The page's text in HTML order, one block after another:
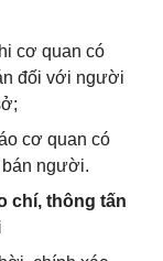
cơ quan có
đối với người
cơ quan có
bán người.
chí, thông tấn